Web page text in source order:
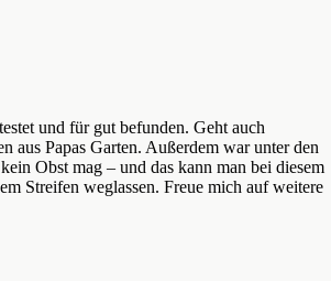
und für gut befunden. Geht auch
aus Papas Garten. Außerdem war unter den
Obst mag – und das kann man bei diesem
Streifen weglassen. Freue mich auf weitere